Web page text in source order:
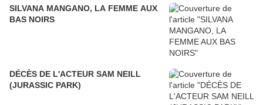
SILVANA MANGANO, LA FEMME AUX
BAS NOIRS
DÉCÈS DE L'ACTEUR SAM NEILL
(JURASSIC PARK)